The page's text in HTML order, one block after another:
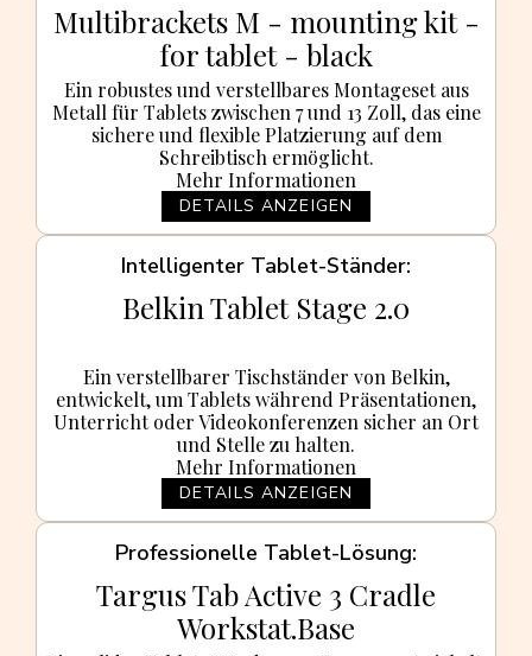
Multibrackets M - mounting kit -
for tablet - black
Ein robustes und verstellbares Montageset aus
Metall für Tablets zwischen 7 und 13 Zoll, das eine
sichere und flexible Platzierung auf dem
Schreibtisch ermöglicht.
DETAILS ANZEIGEN
Mehr Informationen
Intelligenter Tablet-Ständer
Belkin Tablet Stage 2.0
Ein verstellbarer Tischständer von Belkin,
entwickelt, um Tablets während Präsentationen,
Unterricht oder Videokonferenzen sicher an Ort
und Stelle zu halten.
DETAILS ANZEIGEN
Mehr Informationen
Professionelle Tablet-Lösung
Targus Tab Active 3 Cradle
Workstat.Base